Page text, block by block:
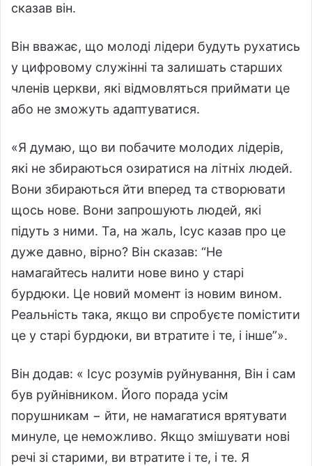
сказав він.
Він вважає, що молоді лідери будуть рухатись
у цифровому служінні та залишать старших
членів церкви, які відмовляться приймати це
або не зможуть адаптуватися.
«Я думаю, що ви побачите молодих лідерів,
які не збираються озиратися на літніх людей.
Вони збираються йти вперед та створювати
щось нове. Вони запрошують людей, які
підуть з ними. Та, на жаль, Ісус казав про це
дуже давно, вірно? Він сказав: “Не
намагайтесь налити нове вино у старі
бурдюки. Це новий момент із новим вином.
Реальність така, якщо ви спробуєте помістити
це у старі бурдюки, ви втратите і те, і інше”».
Він додав: « Ісус розумів руйнування, Він і сам
був руйнівником. Його порада усім
порушникам − йти, не намагатися врятувати
минуле, це неможливо. Якщо змішувати нові
речі зі старими, ви втратите і те, і те. Я